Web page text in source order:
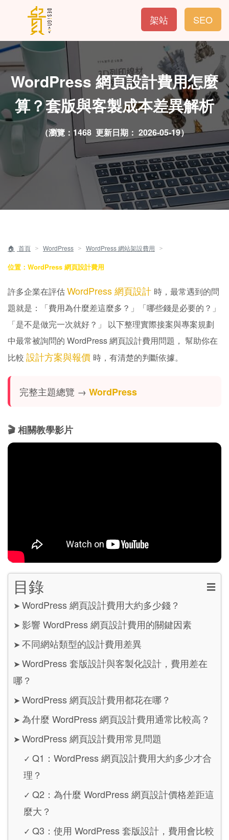
SEO
架站
WordPress 網頁設計費用怎麼
算？套版與客製成本差異解析
（瀏覽：1468 更新日期： 2026-05-19）
首頁 ＞ WordPress ＞ WordPress 網站架設費用 ＞
位置：WordPress 網頁設計費用
許多企業在評估WordPress 網頁設計 時，最常遇到的問
題就是：「費用為什麼差這麼多？」「哪些錢是必要的？」
「是不是做完一次就好？」 以下整理實際接案與專案規劃
中最常被詢問的 WordPress 網頁設計費用問題， 幫助你在
比較 設計方案與報價 時，有清楚的判斷依據。
完整主題總覽 → WordPress
🎬 相關教學影片
目錄 ☰
➤ WordPress 網頁設計費用大約多少錢？
➤ 影響 WordPress 網頁設計費用的關鍵因素
➤ 不同網站類型的設計費用差異
➤ WordPress 套版設計與客製化設計，費用差在
哪？
➤ WordPress 網頁設計費用都花在哪？
➤ 為什麼 WordPress 網頁設計費用通常比較高？
➤ WordPress 網頁設計費用常見問題
✓ Q1：WordPress 網頁設計費用大約多少才合
理？
✓ Q2：為什麼 WordPress 網頁設計價格差距這
麼大？
✓ Q3：使用 WordPress 套版設計，費用會比較